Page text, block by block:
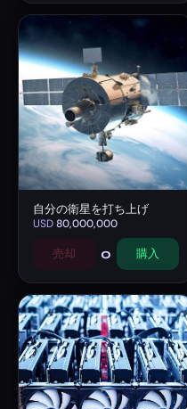
自分の衛星を打ち上げ
USD80,000,000
売却 0 購入